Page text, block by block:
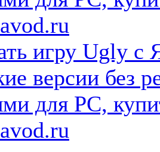
игру Ugly с
версии без
для PC,